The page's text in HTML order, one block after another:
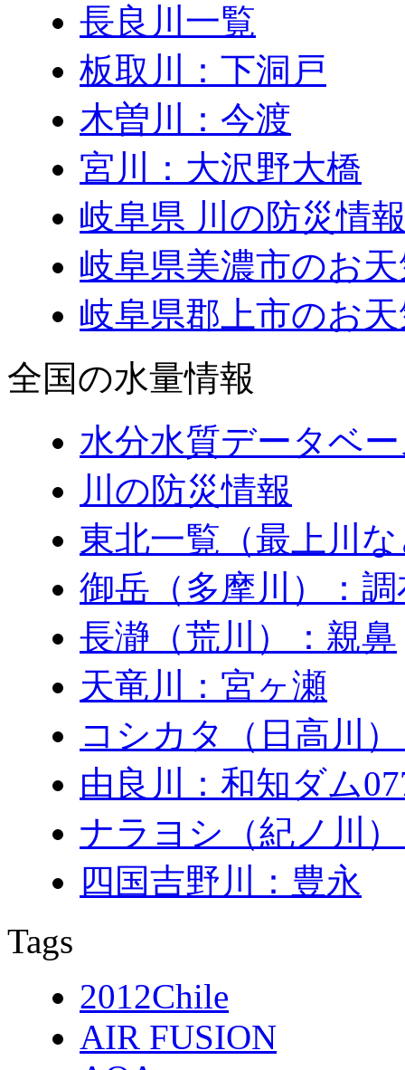
長良川一覧
板取川：下洞戸
木曽川：今渡
宮川：大沢野大橋
岐阜県 川の防災情
岐阜県美濃市のお
岐阜県郡上市のお
全国の水量情報
水分水質データベ
川の防災情報
東北一覧（最上川
御岳（多摩川）：
長瀞（荒川）：親鼻
天竜川：宮ヶ瀬
コシカタ（日高川
由良川：和知ダム
ナラヨシ（紀ノ川
四国吉野川：豊永
Tags
2012Chile
AIR FUSION